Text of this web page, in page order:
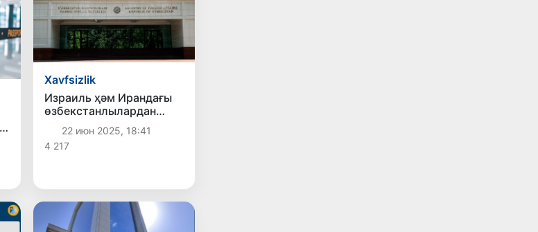
Xavfsizlik
Израиль ҳәм Ирандағы
өзбекстанлылардан
имканы болғанынша
қәўипсиз аймақларға
шығып кетиў соралды
22 июн 2025, 18:41
4 217